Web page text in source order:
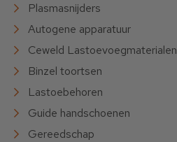
Plasmasnijders
Autogene apparatuur
Ceweld Lastoevoegmaterialen
Binzel toortsen
Lastoebehoren
Guide handschoenen
Gereedschap